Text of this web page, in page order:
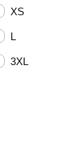
XS
L
3XL